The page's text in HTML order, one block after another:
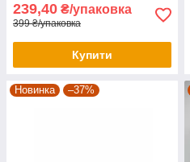
239,40 ₴/упаковка
399 ₴/упаковка
Купити
Новинка –37%